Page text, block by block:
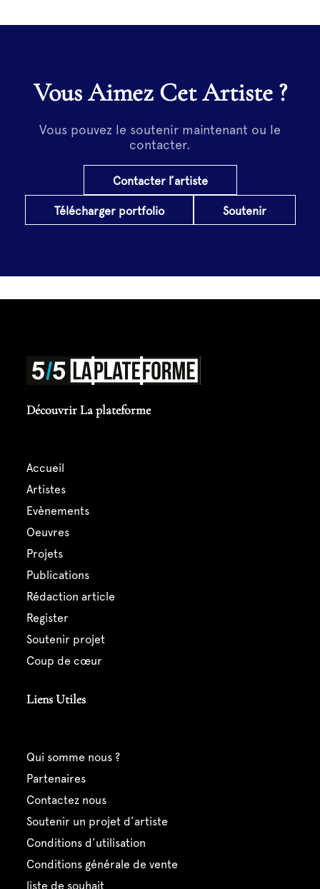
Vous Aimez Cet Artiste ?
Vous pouvez le soutenir maintenant ou le
contacter.
Contacter l’artiste
Télécharger portfolio Soutenir
Découvrir La plateforme
accueil
artistes
evènements
oeuvres
projets
publications
rédaction article
register
soutenir projet
coup de cœur
Liens Utiles
qui somme nous ?
partenaires
contactez nous
soutenir un projet d’artiste
conditions d’utilisation
conditions générale de vente
liste de souhait